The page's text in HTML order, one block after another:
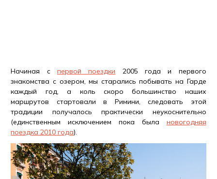
Начиная спервой поездки 2005 года и первого
знакомства с озером, мы старались побывать на Гарде
каждый год, а коль скоро большинство наших
маршрутов стартовали в Римини, следовать этой
традиции получалось практически неукоснительно
(единственным исключением пока была новогодняя
поездка 2010 года).